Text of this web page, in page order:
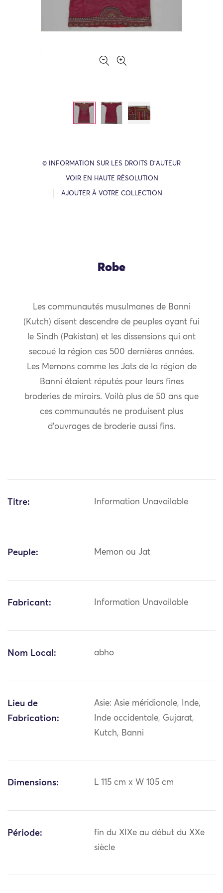
© INFORMATION SUR LES DROITS D’AUTEUR
VOIR EN HAUTE RÉSOLUTION
AJOUTER À VOTRE COLLECTION
Robe
Les communautés musulmanes de Banni
(Kutch) disent descendre de peuples ayant fui
le Sindh (Pakistan) et les dissensions qui ont
secoué la région ces 500 dernières années.
Les Memons comme les Jats de la région de
Banni étaient réputés pour leurs fines
broderies de miroirs. Voilà plus de 50 ans que
ces communautés ne produisent plus
d’ouvrages de broderie aussi fins.
Titre: Information Unavailable
Peuple: Memon ou Jat
Fabricant: Information Unavailable
Nom Local: abho
Lieu de
Fabrication:
Asie: Asie méridionale, Inde,
Inde occidentale, Gujarat,
Kutch, Banni
Dimensions: L 115 cm x W 105 cm
Période:
fin du XIXe au début du XXe
siècle